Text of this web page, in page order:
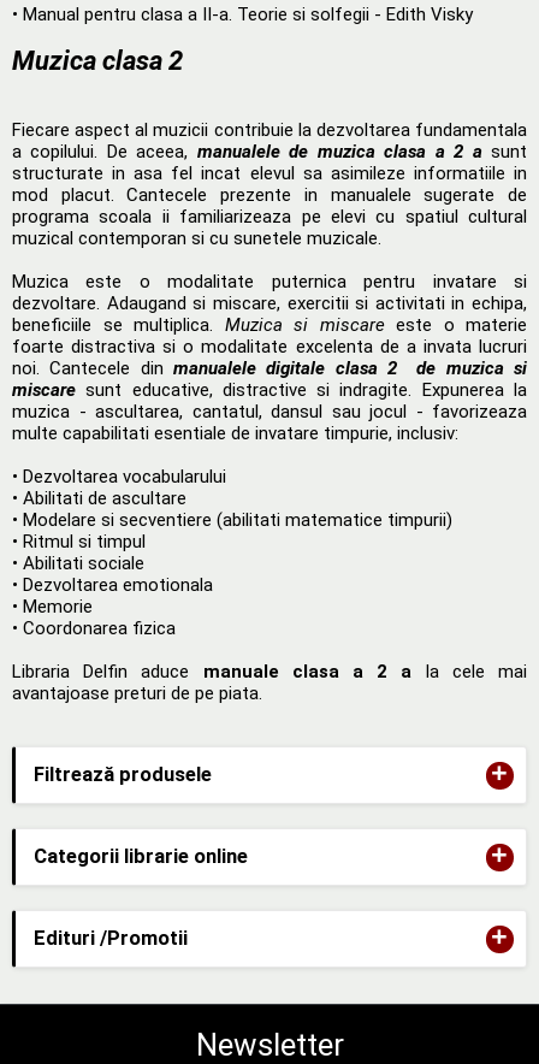
Filtrează produsele +
Categorii librarie online +
Edituri /Promotii +
• Manual pentru clasa a II-a. Teorie si solfegii - Edith Visky
Muzica clasa 2
Fiecare aspect al muzicii contribuie la dezvoltarea fundamentala
a copilului. De aceea, manualele de muzica clasa a 2 asunt
structurate in asa fel incat elevul sa asimileze informatiile in
mod placut. Cantecele prezente in manualele sugerate de
programa scoala ii familiarizeaza pe elevi cu spatiul cultural
muzical contemporan si cu sunetele muzicale.
Muzica este o modalitate puternica pentru invatare si
dezvoltare. Adaugand si miscare, exercitii si activitati in echipa,
beneficiile se multiplica. Muzica si miscareeste o materie
foarte distractiva si o modalitate excelenta de a invata lucruri
noi. Cantecele din manualele digitale clasa 2 de muzica si
miscare sunt educative, distractive si indragite. Expunerea la
muzica - ascultarea, cantatul, dansul sau jocul - favorizeaza
multe capabilitati esentiale de invatare timpurie, inclusiv:
• Dezvoltarea vocabularului
• Abilitati de ascultare
• Modelare si secventiere (abilitati matematice timpurii)
• Ritmul si timpul
• Abilitati sociale
• Dezvoltarea emotionala
• Memorie
• Coordonarea fizica
Libraria Delfin aduce manuale clasa a 2 a la cele mai
avantajoase preturi de pe piata.
Newsletter